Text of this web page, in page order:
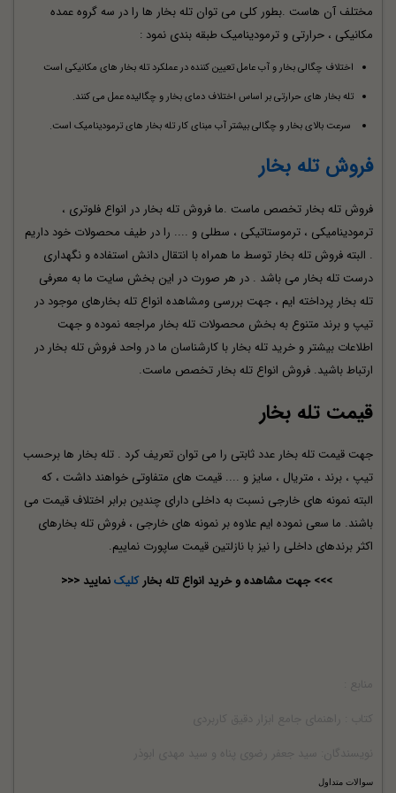
مختلف آن هاست .بطور کلی می توان تله بخار ها را در سه گروه عمده
مکانیکی ، حرارتی و ترمودینامیک طبقه بندی نمود :
اختلاف چگالی بخار و آب عامل تعیین کننده در عملکرد تله بخار های مکانیکی است
تله بخار های حرارتی بر اساس اختلاف دمای بخار و چگالیده عمل می کنند.
سرعت بالای بخار و چگالی بیشتر آب مبنای کار تله بخار های ترمودینامیک است.
فروش تله بخار
فروش تله بخار تخصص ماست .ما فروش تله بخار در انواع فلوتری ،
ترمودینامیکی ، ترموستاتیکی ، سطلی و .... را در طیف محصولات خود داریم
. البته فروش تله بخار توسط ما همراه با انتقال دانش استفاده و نگهداری
درست تله بخار می باشد . در هر صورت در این بخش سایت ما به معرفی
تله بخار پرداخته ایم ، جهت بررسی ومشاهده انواع تله بخارهای موجود در
تیپ و برند متنوع به بخش محصولات تله بخار مراجعه نموده و جهت
اطلاعات بیشتر و خرید تله بخار با کارشناسان ما در واحد فروش تله بخار در
ارتباط باشید. فروش انواع تله بخار تخصص ماست.
قیمت تله بخار
جهت قیمت تله بخار عدد ثابتی را می توان تعریف کرد . تله بخار ها برحسب
تیپ ، برند ، متریال ، سایز و .... قیمت های متفاوتی خواهند داشت ، که
البته نمونه های خارجی نسبت به داخلی دارای چندین برابر اختلاف قیمت می
باشند. ما سعی نموده ایم علاوه بر نمونه های خارجی ، فروش تله بخارهای
اکثر برندهای داخلی را نیز با نازلتین قیمت ساپورت نماییم.
>>> جهت مشاهده و خرید انواع تله بخارکلیکنمایید <<<
سوالات متداول